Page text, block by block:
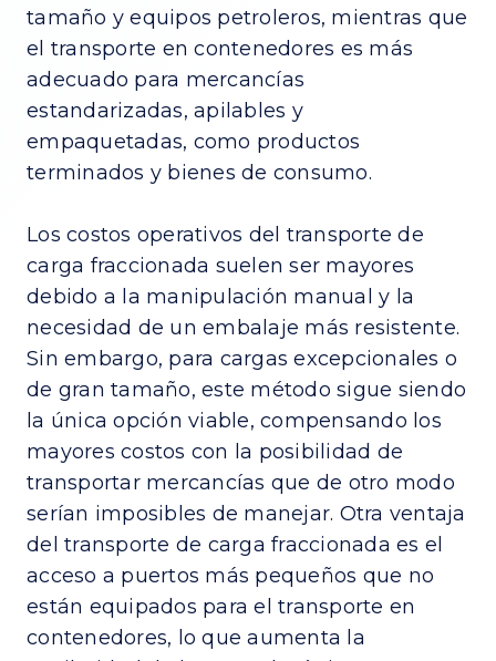
tamaño y equipos petroleros, mientras que
el transporte en contenedores es más
adecuado para mercancías
estandarizadas, apilables y
empaquetadas, como productos
terminados y bienes de consumo.
Los costos operativos del transporte de
carga fraccionada suelen ser mayores
debido a la manipulación manual y la
necesidad de un embalaje más resistente.
Sin embargo, para cargas excepcionales o
de gran tamaño, este método sigue siendo
la única opción viable, compensando los
mayores costos con la posibilidad de
transportar mercancías que de otro modo
serían imposibles de manejar. Otra ventaja
del transporte de carga fraccionada es el
acceso a puertos más pequeños que no
están equipados para el transporte en
contenedores, lo que aumenta la